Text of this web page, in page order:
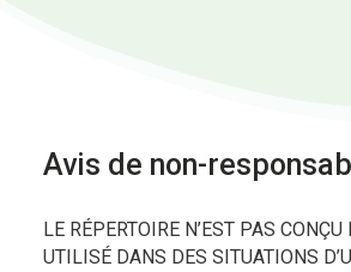
Avis de non-
LE RÉPERTOIRE N’EST PAS CONÇU
UTILISÉ DANS DES SITUATIONS